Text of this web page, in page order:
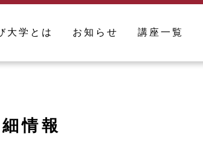
大学とは お知らせ 講座一覧
情報